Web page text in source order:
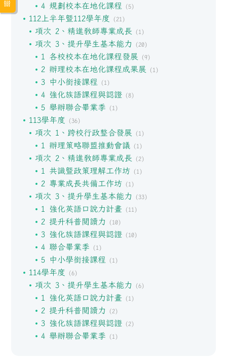
4 規劃校本在地化課程 (5)
112上半年暨112學年度 (21)
項次 2、精進教師專業成長 (1)
項次 3、提升學生基本能力 (20)
1 各校校本在地化課程發展 (9)
2 辦理校本在地化課程成果展 (1)
3 中小銜接課程 (1)
4 強化族語課程與認證(8)
5 舉辦聯合畢業季 (1)
113學年度 (36)
項次 1、跨校行政整合發展 (1)
1 辦理策略聯盟推動會議(1)
項次 2、精進教師專業成長 (2)
1 共識暨政策理解工作坊 (1)
2 專業成長共備工作坊 (1)
項次 3、提升學生基本能力 (33)
1 強化英語口說力計畫 (11)
2 提升科普閱讀力 (10)
3 強化族語課程與認證(10)
4 聯合畢業季 (1)
5 中小學銜接課程 (1)
114學年度 (6)
項次 3、提升學生基本能力 (6)
1 強化英語口說力計畫 (1)
2 提升科普閱讀力 (2)
3 強化族語課程與認證(2)
4 舉辦聯合畢業季 (1)